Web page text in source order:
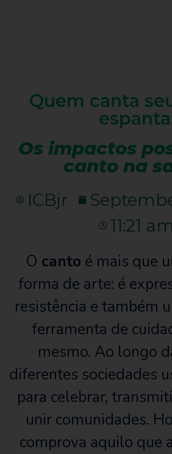
Quem canta
Os impactos
canto na
ICBjr
11:21 am
O canto é mais que
forma de arte: é
resistência e também
ferramenta de
mesmo. Ao longo
diferentes sociedades
para celebrar,
unir comunidades.
comprova aquilo que